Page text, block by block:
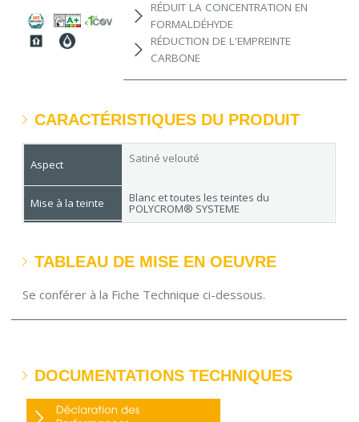
RÉDUIT LA CONCENTRATION EN
FORMALDÉHYDE
RÉDUCTION DE L'EMPREINTE
CARBONE
CARACTÉRISTIQUES DU PRODUIT
Aspect Satiné velouté
Mise à la teinte Blanc et toutes les teintes du
POLYCROM® SYSTEME
Rendement
12 à 13 m²/L
Séchage
en surface : 2 h - recouvrable : 6 h
TABLEAU DE MISE EN OEUVRE
Se conférer à la Fiche Technique ci-dessous.
DOCUMENTATIONS TECHNIQUES